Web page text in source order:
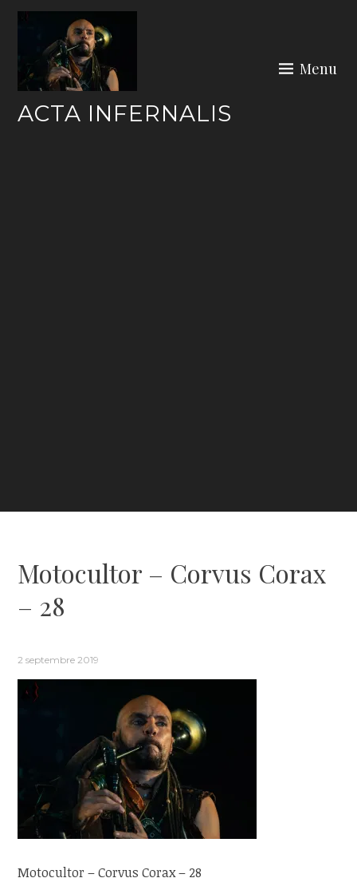
Skip
ACTA INFERNALIS
Menu
Motocultor – Corvus Corax
– 28
2 septembre 2019
Motocultor – Corvus Corax – 28